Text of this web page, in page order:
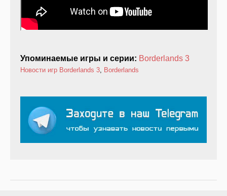
Упоминаемые игры и серии: Borderlands 3
Новости игр Borderlands 3, Borderlands